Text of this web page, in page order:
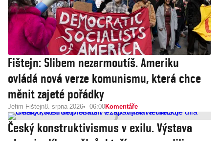
Fištejn: Slibem nezarmoutíš. Ameriku
ovládá nová verze komunismu, která chce
měnit zajeté pořádky
Jefim Fištejn8. srpna 2026 06:00Komentáře
Český konstruktivismus v exilu. Výstava